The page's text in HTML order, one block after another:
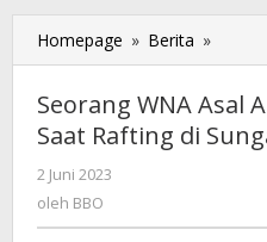
Homepage » Berita »
WNA
Arab
Saudi
Seorang WNA Asal
Saat Rafting di
2 Juni 2023
oleh BBO